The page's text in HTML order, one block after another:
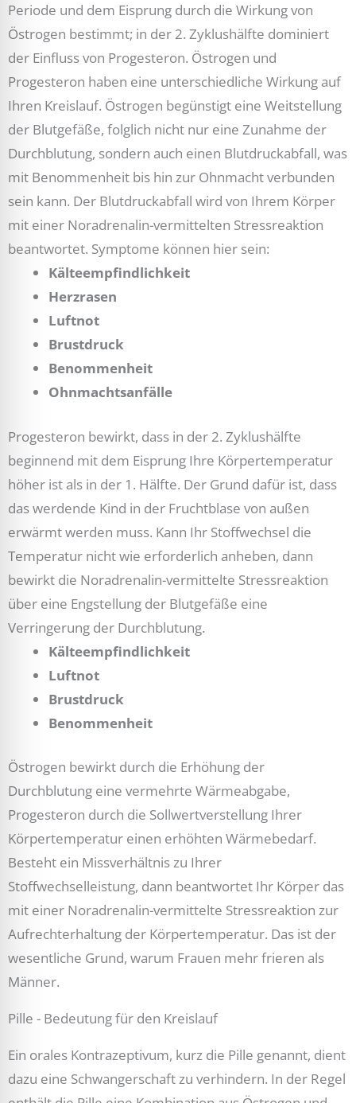
Periode und dem Eisprung durch die Wirkung von
Östrogen bestimmt; in der 2. Zyklushälfte dominiert
der Einfluss von Progesteron. Östrogen und
Progesteron haben eine unterschiedliche Wirkung auf
Ihren Kreislauf. Östrogen begünstigt eine Weitstellung
der Blutgefäße, folglich nicht nur eine Zunahme der
Durchblutung, sondern auch einen Blutdruckabfall, was
mit Benommenheit bis hin zur Ohnmacht verbunden
sein kann. Der Blutdruckabfall wird von Ihrem Körper
mit einer Noradrenalin-vermittelten Stressreaktion
beantwortet. Symptome können hier sein:
Kälteempfindlichkeit
Herzrasen
Luftnot
Brustdruck
Benommenheit
Ohnmachtsanfälle
Progesteron bewirkt, dass in der 2. Zyklushälfte
beginnend mit dem Eisprung Ihre Körpertemperatur
höher ist als in der 1. Hälfte. Der Grund dafür ist, dass
das werdende Kind in der Fruchtblase von außen
erwärmt werden muss. Kann Ihr Stoffwechsel die
Temperatur nicht wie erforderlich anheben, dann
bewirkt die Noradrenalin-vermittelte Stressreaktion
über eine Engstellung der Blutgefäße eine
Verringerung der Durchblutung.
Kälteempfindlichkeit
Luftnot
Brustdruck
Benommenheit
Östrogen bewirkt durch die Erhöhung der
Durchblutung eine vermehrte Wärmeabgabe,
Progesteron durch die Sollwertverstellung Ihrer
Körpertemperatur einen erhöhten Wärmebedarf.
Besteht ein Missverhältnis zu Ihrer
Stoffwechselleistung, dann beantwortet Ihr Körper das
mit einer Noradrenalin-vermittelte Stressreaktion zur
Aufrechterhaltung der Körpertemperatur. Das ist der
wesentliche Grund, warum Frauen mehr frieren als
Männer.
Pille - Bedeutung für den Kreislauf
Ein orales Kontrazeptivum, kurz die Pille genannt, dient
dazu eine Schwangerschaft zu verhindern. In der Regel